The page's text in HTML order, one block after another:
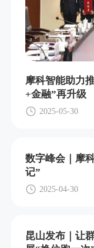
摩科智能助力
+金融”再升级
2025-05-30
数字峰会｜摩
记”
2025-04-30
昆山发布｜让